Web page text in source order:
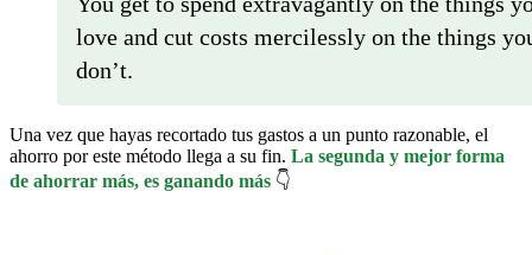
love and cut costs mercilessly on the things
don’t.
Una vez que hayas recortado tus gastos a un punto razonable, el
ahorro por este método llega a su fin. La segunda y mejor forma
de ahorrar más, es ganando más 👇